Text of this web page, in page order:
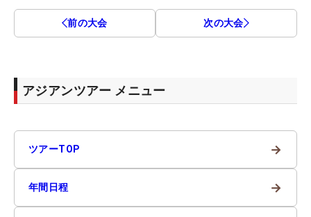
前の大会 次の大会
アジアンツアー メニュー
ツアーTOP →
年間日程 →